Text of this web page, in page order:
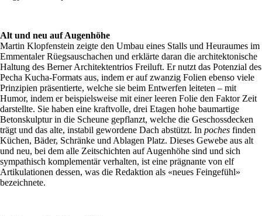
Alt und neu auf Augenhöhe
Martin Klopfenstein zeigte den Umbau eines Stalls und Heuraumes im
Emmentaler Rüegsauschachen und erklärte daran die architektonische
Haltung des Berner Architektentrios Freiluft. Er nutzt das Potenzial des
Pecha Kucha-Formats aus, indem er auf zwanzig Folien ebenso viele
Prinzipien präsentierte, welche sie beim Entwerfen leiteten – mit
Humor, indem er beispielsweise mit einer leeren Folie den Faktor Zeit
darstellte. Sie haben eine kraftvolle, drei Etagen hohe baumartige
Betonskulptur in die Scheune gepflanzt, welche die Geschossdecken
trägt und das alte, instabil gewordene Dach abstützt. In poches finden
Küchen, Bäder, Schränke und Ablagen Platz. Dieses Gewebe aus alt
und neu, bei dem alle Zeitschichten auf Augenhöhe sind und sich
sympathisch komplementär verhalten, ist eine prägnante von elf
Artikulationen dessen, was die Redaktion als «neues Feingefühl»
bezeichnete.